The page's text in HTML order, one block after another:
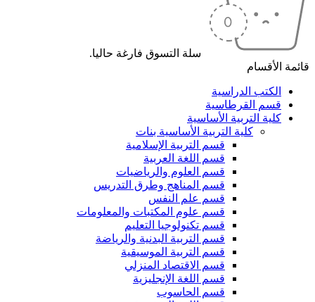
سلة التسوق فارغة حاليا.
قائمة الأقسام
الكتب الدراسية
قسم القرطاسية
كلية التربية الأساسية
كلية التربية الأساسية بنات
قسم التربية الإسلامية
قسم اللغة العربية
قسم العلوم والرياضيات
قسم المناهج وطرق التدريس
قسم علم النفس
قسم علوم المكتبات والمعلومات
قسم تكنولوجيا التعليم
قسم التربية البدنية والرياضة
قسم التربية الموسيقية
قسم الاقتصاد المنزلي
قسم اللغة الإنجليزية
قسم الحاسوب